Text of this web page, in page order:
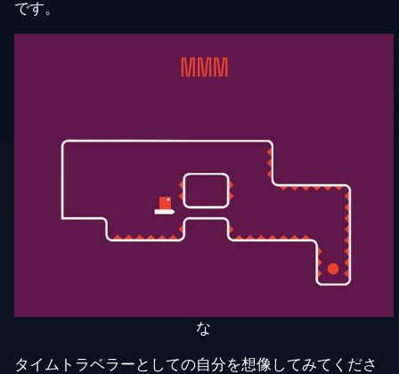
です。
な
タイムトラベラーとしての自分を想像してみてくださ